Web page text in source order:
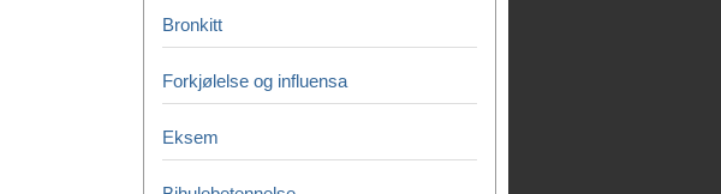
Bronkitt
Forkjølelse og influensa
Eksem